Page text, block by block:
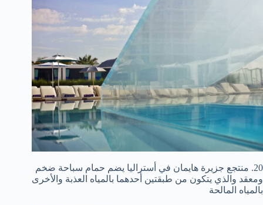
20. منتجع جزيرة هايمان في أستراليا يضم حمام سباحة ضخم
ومعقد والذي يتكون من طبقتين أحدهما بالمياه العذبة والأخرى
بالمياه المالحة